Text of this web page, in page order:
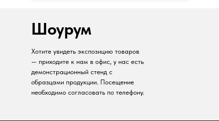
Шоурум
Хотите увидеть экспозицию товаров
— приходите к нам в офис, у нас есть
демонстрационный стенд с
образцами продукции. Посещение
необходимо согласовать по телефону.